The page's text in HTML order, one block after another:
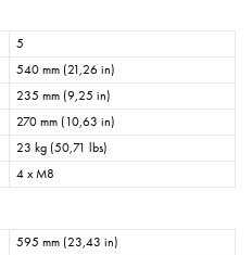
5
540 mm (21,26 in)
235 mm (9,25 in)
270 mm (10,63 in)
23 kg (50,71 lbs)
4 x M8
595 mm (23,43 in)